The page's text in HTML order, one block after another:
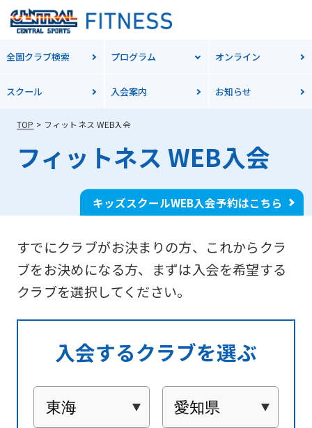
全国クラブ検索 プログラム オンライン
スクール 入会案内 お知らせ
TOP フィットネス WEB入会
フィットネス WEB入会
キッズスクールWEB入会予約はこちら
すでにクラブがお決まりの方、これからクラ
ブをお決めになる方、 まずは入会を希望する
クラブを選択してください。
入会するクラブを選ぶ